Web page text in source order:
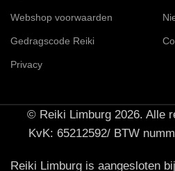
Webshop voorwaarden
Gedragscode Reiki
Privacy
© Reiki Limburg 2026. Alle
KvK: 65212592/ BTW
Reiki Limburg is aangesloten